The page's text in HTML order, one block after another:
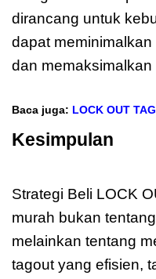
dirancang untuk
dapat
dan
Baca juga: LOCK OUT
Kesimpulan
Strategi Beli LOCK
murah bukan
melainkan tentang
tagout yang efisien,